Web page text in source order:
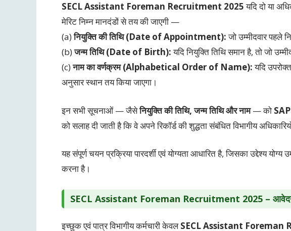
SECL Assistant Foreman Recruitment 2025यदि दो या
मेरिट निम्न मानदंडों से तय की जाएगी —
(a)नियुक्ति की तिथि (Date of Appointment):जो उम्मीदवार पहले
(b)जन्म तिथि (Date of Birth):यदि नियुक्ति तिथि समान है, तो जो
(c)नाम का वर्णक्रम (Alphabetical Order of Name):यदि
अनुसार स्थान तय किया जाएगा।
इन सभी सूचनाओं — जैसेनियुक्ति की तिथि, जन्म तिथि और नाम— को
को सलाह दी जाती है कि वे अपने रिकॉर्ड की शुद्धता संबंधित विभागीय
यह संपूर्ण चयन प्रक्रिया पारदर्शी एवं योग्यता आधारित है, जिसका उद्देश्य योग्य
करना है।
SECL Assistant Foreman Recruitment 2025 –
इच्छुक एवं पात्र विभागीय कर्मचारी केवलSECL Assistant Foreman